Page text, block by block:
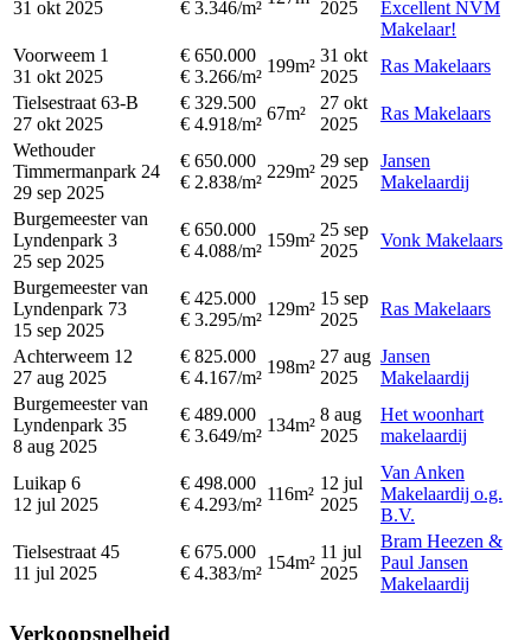
31 okt 2025
€ 3.346/m²
2025
Excellent NVM
Makelaar!
Voorweem 1
31 okt 2025
€ 650.000
€ 3.266/m²
199m²
31 okt
2025
Ras Makelaars
Tielsestraat 63-B
27 okt 2025
€ 329.500
€ 4.918/m²
67m²
27 okt
2025
Ras Makelaars
Wethouder
Timmermanpark 24
29 sep 2025
€ 650.000
€ 2.838/m²
229m²
29 sep
2025
Jansen
Makelaardij
Burgemeester van
Lyndenpark 3
25 sep 2025
€ 650.000
€ 4.088/m²
159m²
25 sep
2025
Vonk Makelaars
Burgemeester van
Lyndenpark 73
15 sep 2025
€ 425.000
€ 3.295/m²
129m²
15 sep
2025
Ras Makelaars
Achterweem 12
27 aug 2025
€ 825.000
€ 4.167/m²
198m²
27 aug
2025
Jansen
Makelaardij
Burgemeester van
Lyndenpark 35
8 aug 2025
€ 489.000
€ 3.649/m²
134m²
8 aug
2025
Het woonhart
makelaardij
Luikap 6
12 jul 2025
€ 498.000
€ 4.293/m²
116m²
12 jul
2025
Van Anken
Makelaardij o.g.
B.V.
Tielsestraat 45
11 jul 2025
€ 675.000
€ 4.383/m²
154m²
11 jul
2025
Bram Heezen &
Paul Jansen
Makelaardij
Verkoopsnelheid